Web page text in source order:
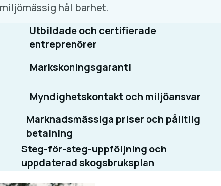
miljömässig hållbarhet.
Utbildade och certifierade
entreprenörer
Markskoningsgaranti
Myndighetskontakt och miljöansvar
Marknadsmässiga priser och pålitlig
betalning
Steg-för-steg-uppföljning och
uppdaterad skogsbruksplan